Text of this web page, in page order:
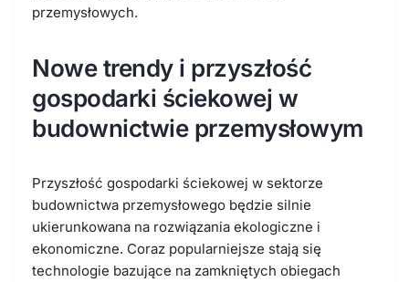
przemysłowych.
Nowe trendy i przyszłość
gospodarki ściekowej w
budownictwie przemysłowym
Przyszłość gospodarki ściekowej w sektorze
budownictwa przemysłowego będzie silnie
ukierunkowana na rozwiązania ekologiczne i
ekonomiczne. Coraz popularniejsze stają się
technologie bazujące na zamkniętych obiegach